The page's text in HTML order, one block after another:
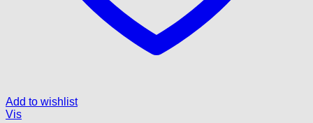
Add to wishlist
Vis